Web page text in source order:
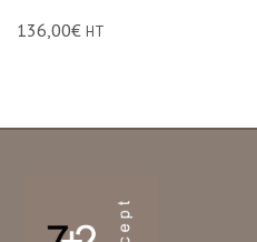
136,00€ HT